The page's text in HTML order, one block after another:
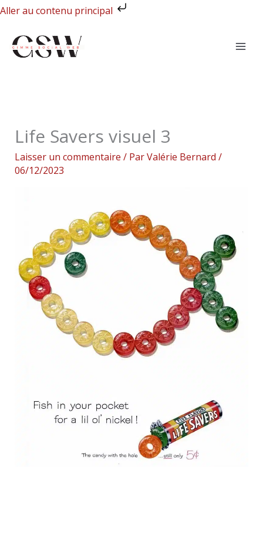
Aller au contenu principal
Aller
contenu
Life Savers visuel 3
Laisser un commentaire / ParValérie Bernard /
06/12/2023